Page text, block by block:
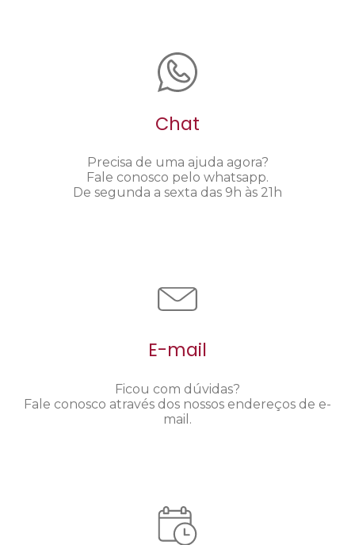
Chat
Precisa de uma ajuda agora?
Fale conosco pelo whatsapp.
De segunda a sexta das 9h às 21h
E-mail
Ficou com dúvidas?
Fale conosco através dos nossos endereços de e-
mail.